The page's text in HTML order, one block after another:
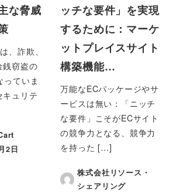
な脅威
、詐欺、
銭窃盗の
ていま
ュリテ
2日
ッチな要件」を実現
するために：マーケ
ットプレイスサイト
構築機能…
万能なECパッケージやサ
ービスは無い：「ニッチ
な要件」こそがECサイト
の競争力となる、競争力
を持った […]
株式会社リソース・
シェアリング